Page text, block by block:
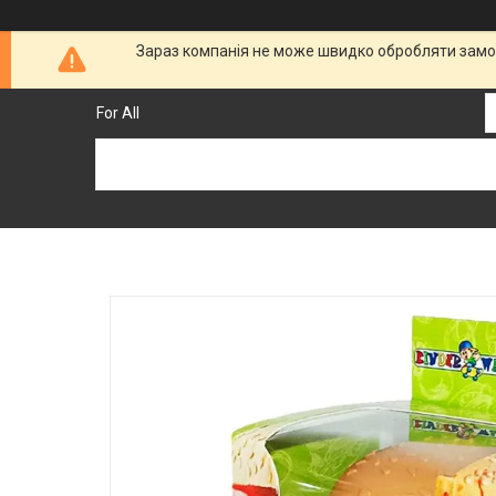
Зараз компанія не може швидко обробляти
For All